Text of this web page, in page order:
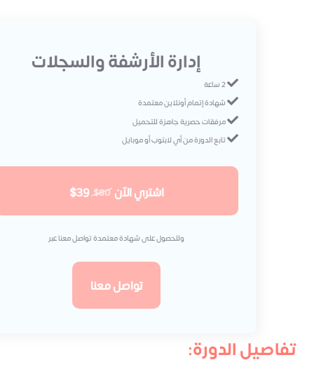
إدارة الأرشفة والسجلات
2 ساعة
شهادة إتمام أونلاين معتمدة
مرفقات حصرية جاهزة للتحميل
تابع الدورة من أي لابتوب أو موبايل
اشتري الآن $80
$39
وللحصول على شهادة معتمدة تواصل معنا عبر
تواصل معنا
تفاصيل الدورة: